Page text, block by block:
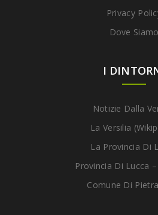
Privacy
Dove Siamo
I
Notizie Dalla
La Versilia
La Provincia Di
Provincia Di Lucca
Comune Di